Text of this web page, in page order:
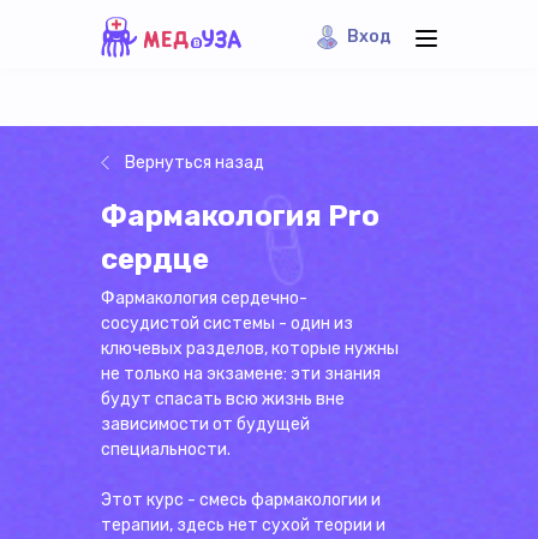
Вход
Вернуться назад
Фармакология Pro
сердце
Фармакология сердечно-
сосудистой системы - один из
ключевых разделов, которые нужны
не только на экзамене: эти знания
будут спасать всю жизнь вне
зависимости от будущей
специальности.
Этот курс - смесь фармакологии и
терапии, здесь нет сухой теории и